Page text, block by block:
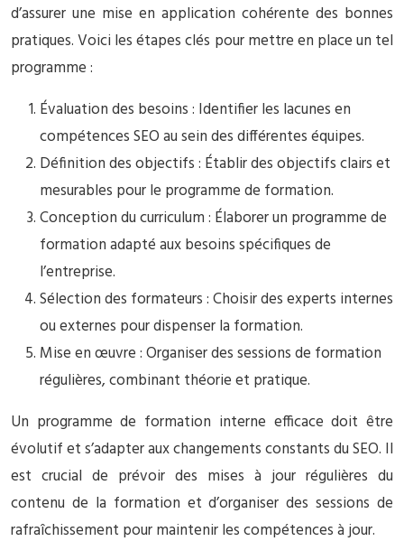
d’assurer une mise en application cohérente des bonnes
pratiques. Voici les étapes clés pour mettre en place un tel
programme :
Évaluation des besoins : Identifier les lacunes en
compétences SEO au sein des différentes équipes.
Définition des objectifs : Établir des objectifs clairs et
mesurables pour le programme de formation.
Conception du curriculum : Élaborer un programme de
formation adapté aux besoins spécifiques de
l’entreprise.
Sélection des formateurs : Choisir des experts internes
ou externes pour dispenser la formation.
Mise en œuvre : Organiser des sessions de formation
régulières, combinant théorie et pratique.
Un programme de formation interne efficace doit être
évolutif et s’adapter aux changements constants du SEO. Il
est crucial de prévoir des mises à jour régulières du
contenu de la formation et d’organiser des sessions de
rafraîchissement pour maintenir les compétences à jour.